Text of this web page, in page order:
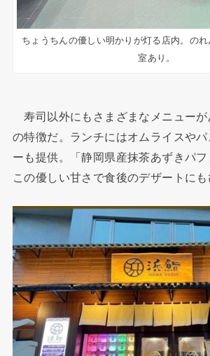
ちょうちんの優しい明かりが灯る店内。の
室あり。
寿司以外にもさまざまなメニューが
の特徴だ。ランチにはオムライスやパ
ーも提供。「静岡県産抹茶あずきパフ
この優しい甘さで食後のデザートにも